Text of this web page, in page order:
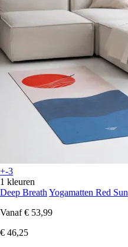
+-3
1 kleuren
Deep Breath Yogamatten Red Sun
Vanaf € 53,99
€ 46,25